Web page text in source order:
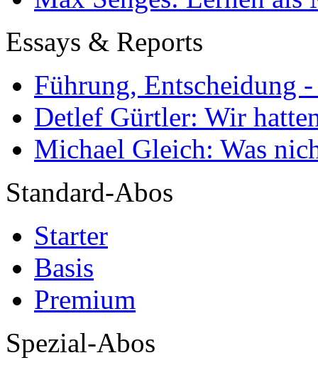
Essays & Reports
Führung, Entscheidung
Detlef Gürtler: Wir
Michael Gleich: Was
Standard-Abos
Starter
Basis
Premium
Spezial-Abos